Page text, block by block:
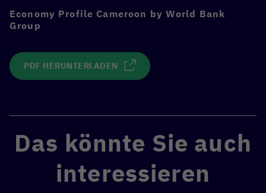
Economy Profile Cameroon by World Bank
Group
PDF HERUNTERLADEN
Das könnte Sie auch
interessieren